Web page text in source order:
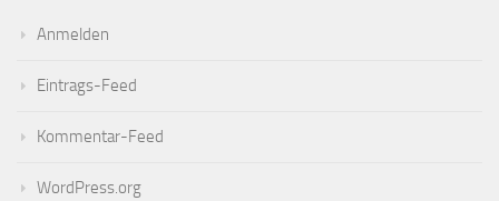
Anmelden
Eintrags-Feed
Kommentar-Feed
WordPress.org